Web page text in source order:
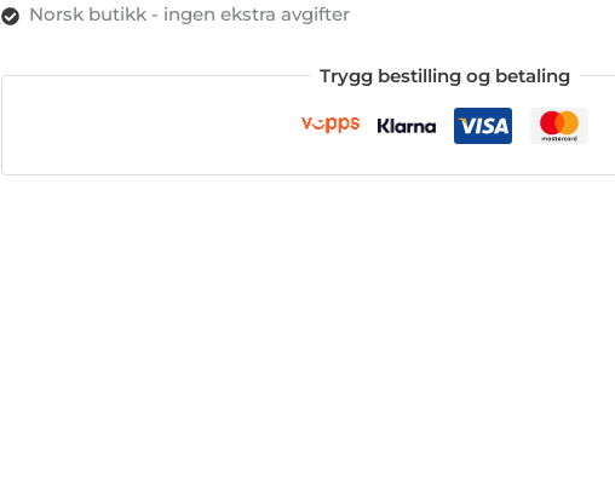
Norsk butikk - ingen ekstra avgifter
Trygg bestilling og betaling